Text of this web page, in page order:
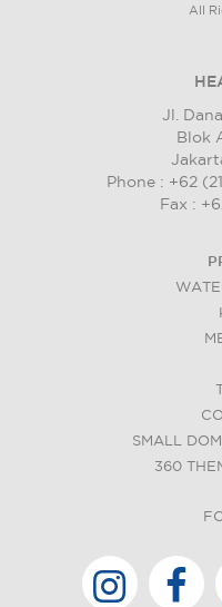
All
Jl.
Blok
Phone : +62
Fax :
SMALL
360